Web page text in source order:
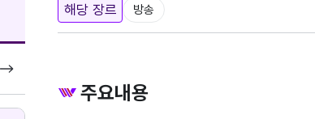
해당 장르 방송
주요내용